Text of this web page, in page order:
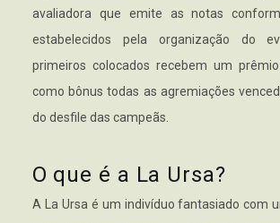
avaliadora que emite as notas
estabelecidos pela organização do
primeiros colocados recebem um
como bônus todas as agremiações
do desfile das campeãs.
O que é a La Ursa?
A La Ursa é um indivíduo fantasiado com